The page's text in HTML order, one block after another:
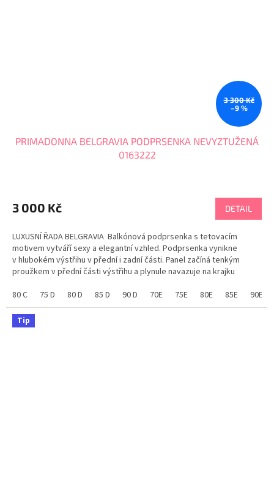
3 300 Kč
–9 %
PRIMADONNA BELGRAVIA PODPRSENKA NEVYZTUŽENÁ
0163222
3 000 Kč DETAIL
LUXUSNÍ ŘADA BELGRAVIA Balkónová podprsenka s tetovacím
motivem vytváří sexy a elegantní vzhled. Podprsenka vynikne
v hlubokém výstřihu v přední i zadní části. Panel začíná tenkým
proužkem v přední části výstřihu a plynule navazuje na krajku
80 C
75 D 80 D 85 D 90 D 70E 75E 80E 85E 90E
Tip